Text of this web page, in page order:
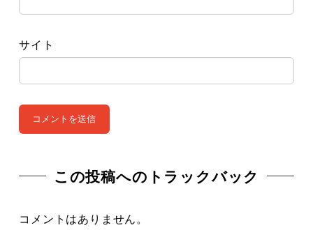
サイト
この投稿へのトラックバック
コメントはありません。